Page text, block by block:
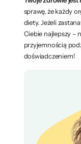
sprawę, że każdy
diety. Jeżeli
Ciebie najlepszy –
przyjemnością
doświadczeniem!